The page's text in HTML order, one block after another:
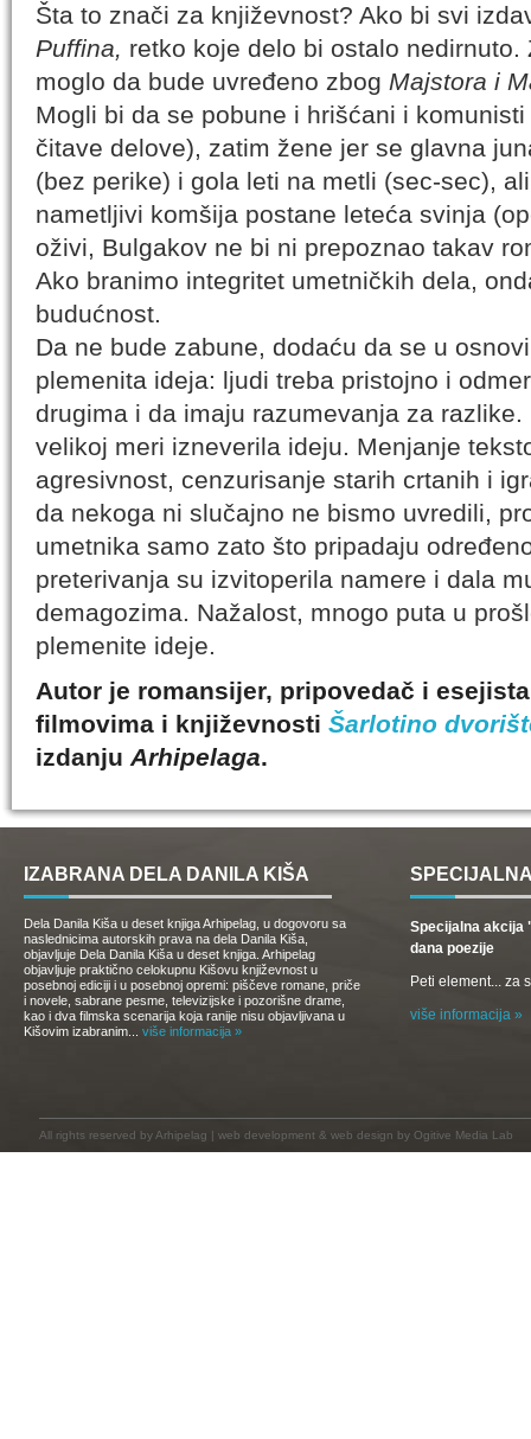
Šta to znači za književnost? Ako bi svi
Puffina, retko koje delo bi ostalo
moglo da bude uvređeno zbog Majstora i
Mogli bi da se pobune i hrišćani i
čitave delove), zatim žene jer se glavna
(bez perike) i gola leti na metli (sec-sec),
nametljivi komšija postane leteća svinja
oživi, Bulgakov ne bi ni prepoznao takav
Ako branimo integritet umetničkih dela,
budućnost.
Da ne bude zabune, dodaću da se u
plemenita ideja: ljudi treba pristojno i
drugima i da imaju razumevanja za
velikoj meri izneverila ideju. Menjanje
agresivnost, cenzurisanje starih crtanih i
da nekoga ni slučajno ne bismo uvredili,
umetnika samo zato što pripadaju
preterivanja su izvitoperila namere i dala
demagozima. Nažalost, mnogo puta u
plemenite ideje.
Autor je romansijer, pripovedač i
filmovima i književnosti Šarlotino
izdanju Arhipelaga.
IZABRANA DELA DANILA KIŠA
Dela Danila Kiša u deset knjiga Arhipelag, u dogovoru sa
naslednicima autorskih prava na dela Danila Kiša,
objavljuje Dela Danila Kiša u deset knjiga. Arhipelag
objavljuje praktično celokupnu Kišovu književnost u
posebnoj ediciji i u posebnoj opremi: piščeve romane, priče
i novele, sabrane pesme, televizijske i pozorišne drame,
kao i dva filmska scenarija koja ranije nisu objavljivana u
Kišovim izabranim... više informacija »
Specijalna akcija
dana poezije
Peti element... za
više informacija »
All rights reserved by Arhipelag | web development & web design by Ogitive Media Lab